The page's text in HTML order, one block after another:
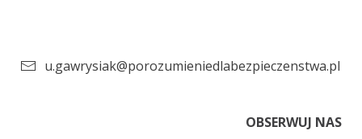
u.gawrysiak@porozumieniedlabezpieczenstwa.pl
OBSERWUJ NAS